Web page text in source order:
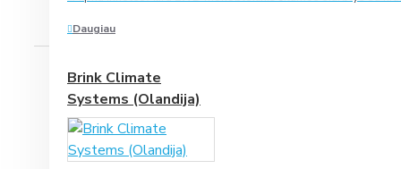
Daugiau
Brink Climate
Systems (Olandija)
Konsolė turi integruotą oro jonizatorių. Dirbant
elektrostatiniai laukai (ant plastikinių langų, drabužių,
Tai ploniausias oro kondicionierius rinkoje (vos 199
Du atskirus kanalus (vėsinimui ir šildymui) turintis
vietoje būtų palaikoma pageidaujama temperatūra.